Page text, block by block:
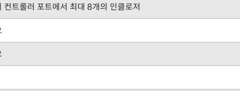
컨트롤러 포트에서 최대 8개의 인클로저